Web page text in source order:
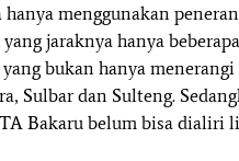
hanya menggunakan
yang jaraknya hanya
bukan hanya
Sulbar dan Sulteng.
Bakaru belum bisa dialiri